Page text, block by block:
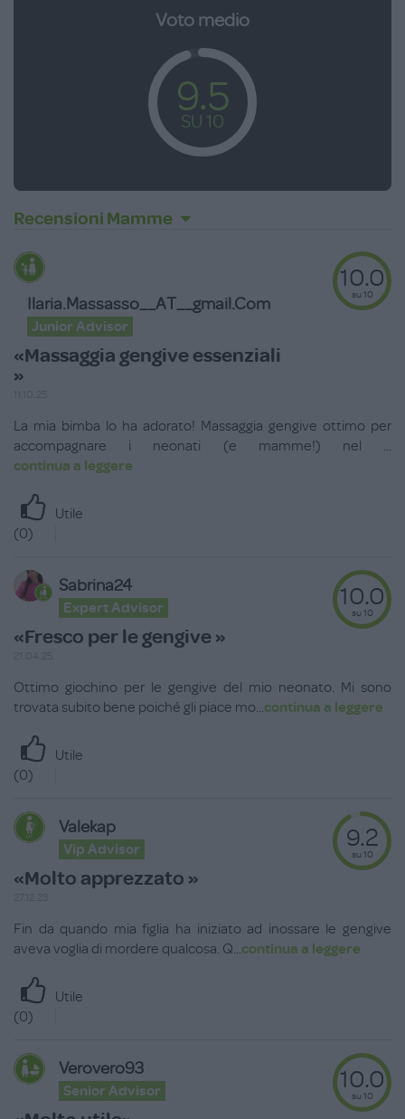
Voto medio
9.5
SU 10
Recensioni Mamme
Ilaria.massasso__AT__gmail.com
Junior Advisor
«Massaggia gengive essenziali
»
10.0
su 10
La mia bimba lo ha adorato! Massaggia gengive ottimo per
accompagnare i neonati (e mamme!) nel ...
continua a leggere
Utile
(0)
Sabrina24
Expert Advisor
«Fresco per le gengive »
10.0
su 10
Ottimo giochino per le gengive del mio neonato. Mi sono
trovata subito bene poiché gli piace mo...continua a leggere
Utile
(0)
Valekap
Vip Advisor
«Molto apprezzato »
9.2
su 10
Fin da quando mia figlia ha iniziato ad inossare le gengive
aveva voglia di mordere qualcosa. Q...continua a leggere
Utile
(0)
Verovero93
Senior Advisor 10.0
su 10